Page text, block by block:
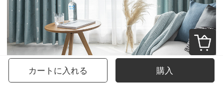
カートに入れる 購入